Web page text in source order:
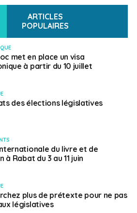
ARTICLES
POPULAIRES
met en place un visa
à partir du 10 juillet
des élections législatives
du livre et de
à Rabat du 3 au 11 juin
plus de prétexte pour ne pas
législatives